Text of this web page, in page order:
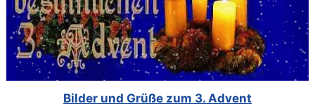
Bilder und Grüße zum 3. Advent